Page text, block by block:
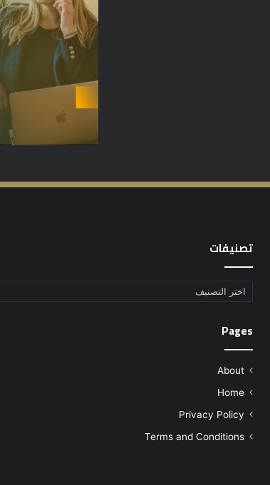
تصنيفات
تصنيفات
Pages
About
Home
Privacy Policy
Terms and Conditions